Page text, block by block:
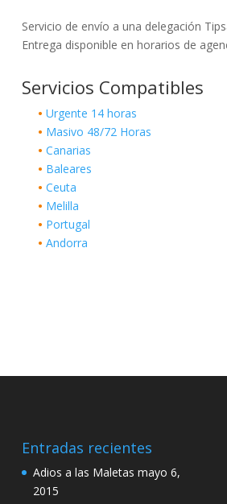
Servicio de envío a una delegación
Entrega disponible en horarios de
Servicios Compatibles
• Urgente 14 horas
• Masivo 48/72 Horas
• Canarias
• Baleares
• Ceuta
• Melilla
• Portugal
• Andorra
Entradas recientes
Adios a las Maletas mayo 6,
2015